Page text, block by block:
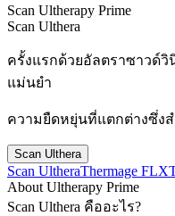
Scan Ultherapy Prime
Scan Ulthera
ครั้งแรกด้วยอัลตราซาวด์วิ
แม่นยำ
ความยืดหยุ่นที่แตกต่างซึ่ง
Scan Ulthera
Scan UltheraThermage FLX
About Ultherapy Prime
Scan Ulthera คืออะไร?